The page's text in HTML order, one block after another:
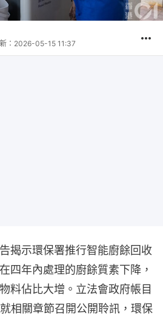
： 2026-05-15 11:37
揭示環保署推行智能廚餘回收
四年內處理的廚餘質素下降，
料佔比大增。立法會政府帳目
相關章節召開公開聆訊，環保